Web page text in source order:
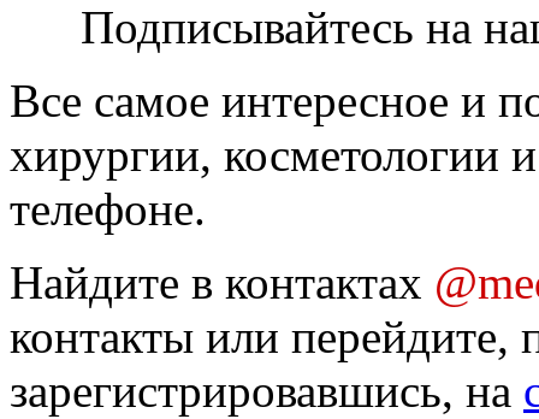
Подписывайтесь на
Все самое интересное и
хирургии, косметологии
телефоне.
Найдите в контактах
контакты или перейдите,
зарегистрировавшись, на